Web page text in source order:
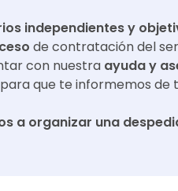
independientes y
de contratación del
con nuestra ayuda y
para que te informemos de
a organizar una